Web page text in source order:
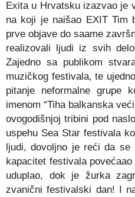
Exita u Hrvatsku izazvao je
na koji je naišao EXIT Tim
prve objave do saame
realizovali ljudi iz svih
Zajedno sa publikom
muzičkog festivala, te
pitanje neformalne grupe
imenom “Tiha balkanska
ovogodišnjoj tribini pod
uspehu Sea Star festivala
ljudi, dovoljno je reći da se
kapacitet festivala
uduplao, dok je žurka
zvanični festivalski dan! I